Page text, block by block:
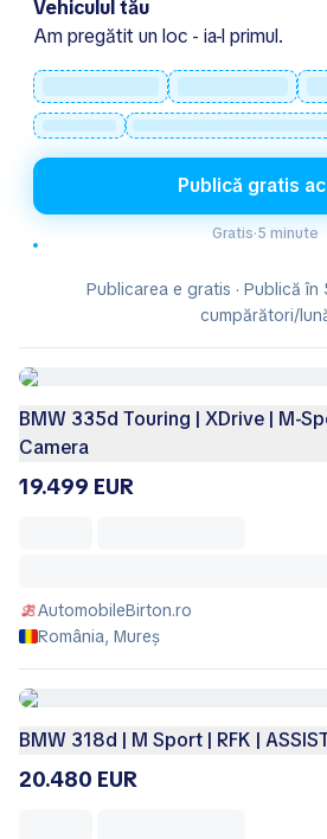
Vehiculul tău
Am pregătit un loc - ia-l primul.
Publică gratis
Gratis·5 minute
Publicarea e gratis · Publică în
cumpărători/
BMW 335d Touring | XDrive | M-
Camera
19.499 EUR
AutomobileBirton.ro
România, Mureș
BMW 318d | M Sport | RFK |
20.480 EUR